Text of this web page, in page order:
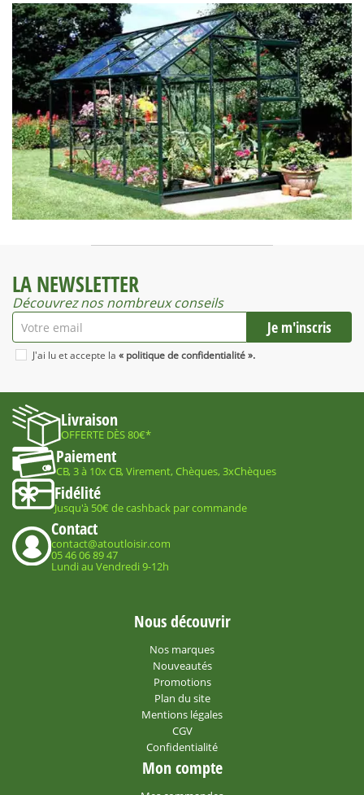
LA NEWSLETTER
Découvrez nos nombreux conseils
J'ai lu et accepte la « politique de confidentialité ».
Livraison
OFFERTE DÈS 80€*
Paiement
CB, 3 à 10x CB, Virement, Chèques, 3xChèques
Fidélité
Jusqu'à 50€ de cashback par commande
Contact
contact@atoutloisir.com
05 46 06 89 47
Lundi au Vendredi 9-12h
Nous découvrir
Nos marques
Nouveautés
Promotions
Plan du site
Mentions légales
CGV
Confidentialité
Mon compte